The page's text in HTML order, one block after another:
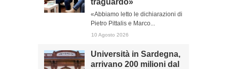
traguardo»
«Abbiamo letto le dichiarazioni di
Pietro Pittalis e Marco...
10 Agosto 2026
Università in Sardegna,
arrivano 200 milioni dal